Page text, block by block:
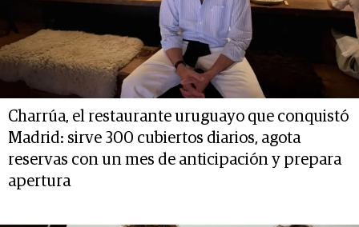
Charrúa, el restaurante uruguayo que conquistó
Madrid: sirve 300 cubiertos diarios, agota
reservas con un mes de anticipación y prepara
apertura